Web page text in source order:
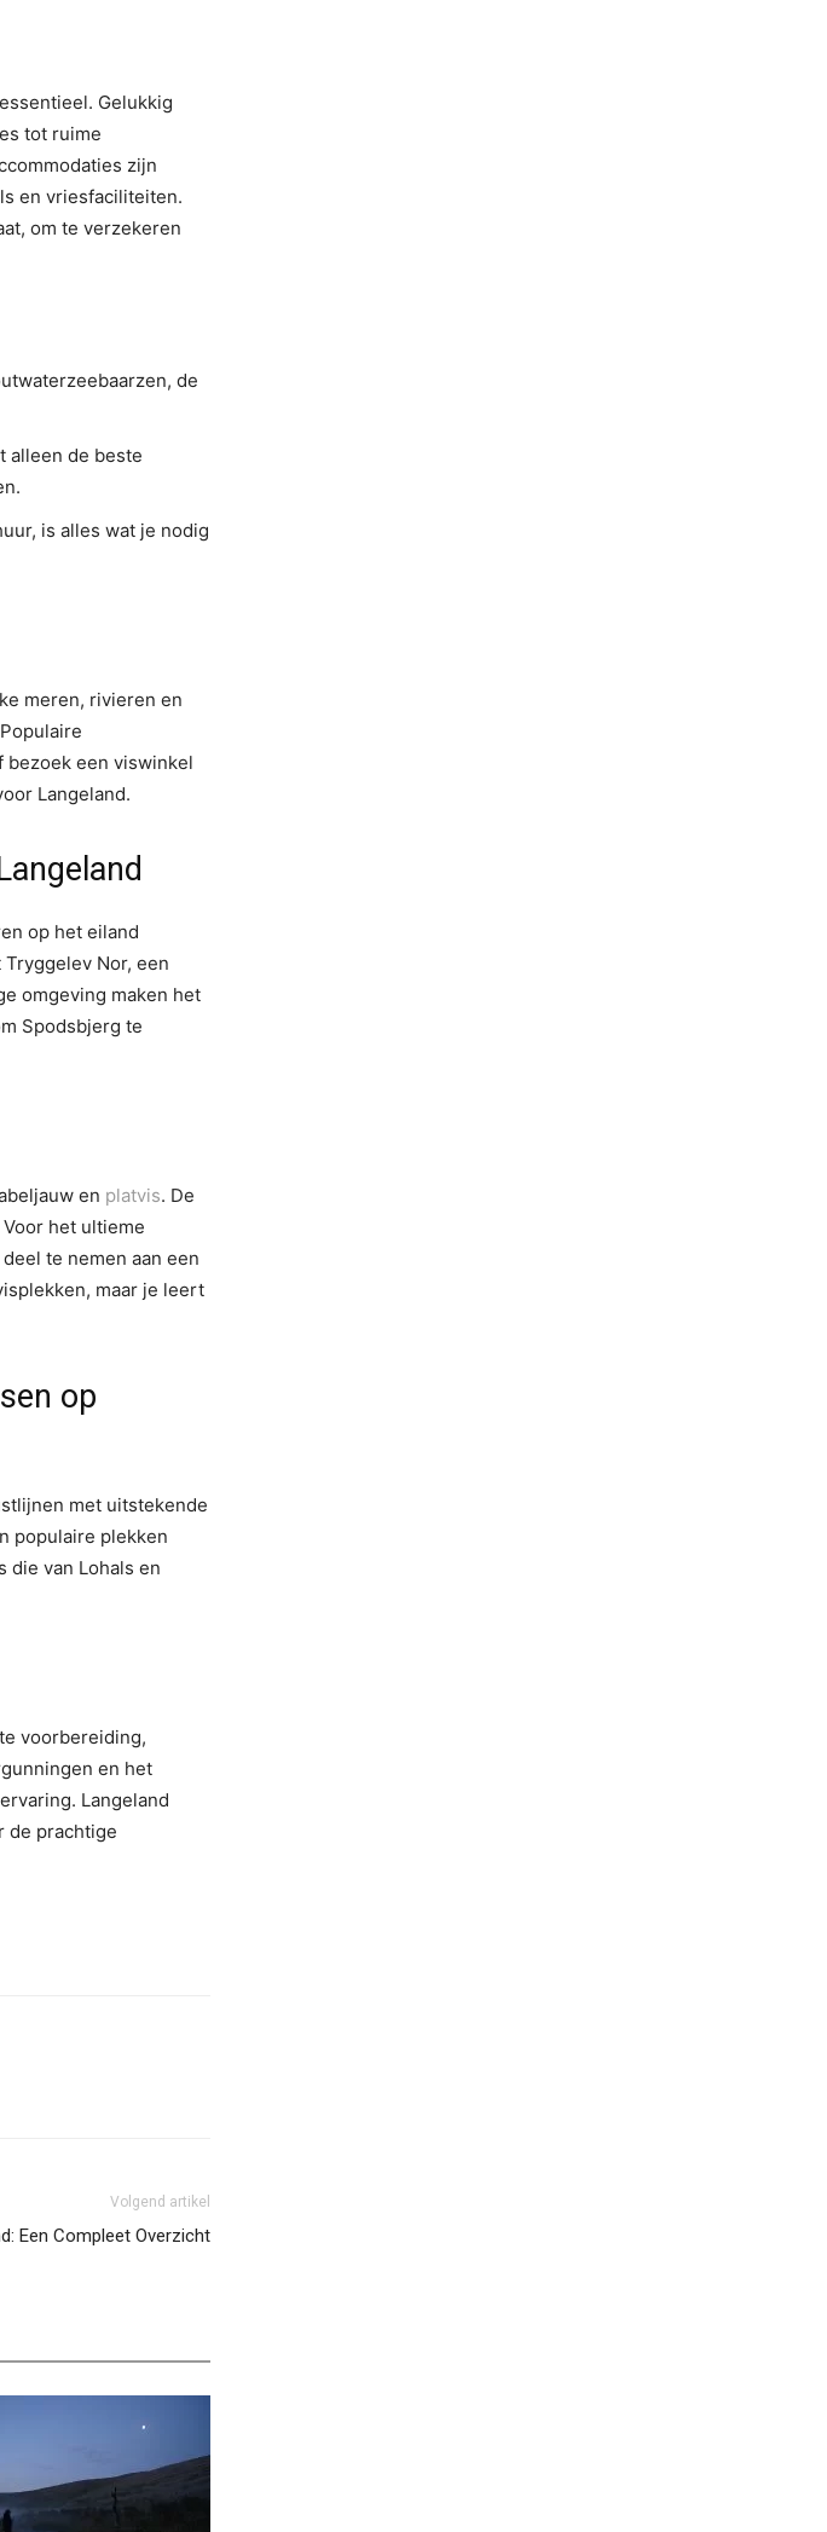
Gelukkig
tot ruime
zijn
en vriesfaciliteiten.
om te verzekeren
de
alleen de beste
is alles wat je nodig
meren, rivieren en
bezoek een viswinkel
Langeland.
op het eiland
Nor, een
omgeving maken het
Spodsbjerg te
en platvis. De
het ultieme
te nemen aan een
maar je leert
op
met uitstekende
populaire plekken
die van Lohals en
voorbereiding,
en het
Langeland
de prachtige
Volgend artikel
Een Compleet Overzicht